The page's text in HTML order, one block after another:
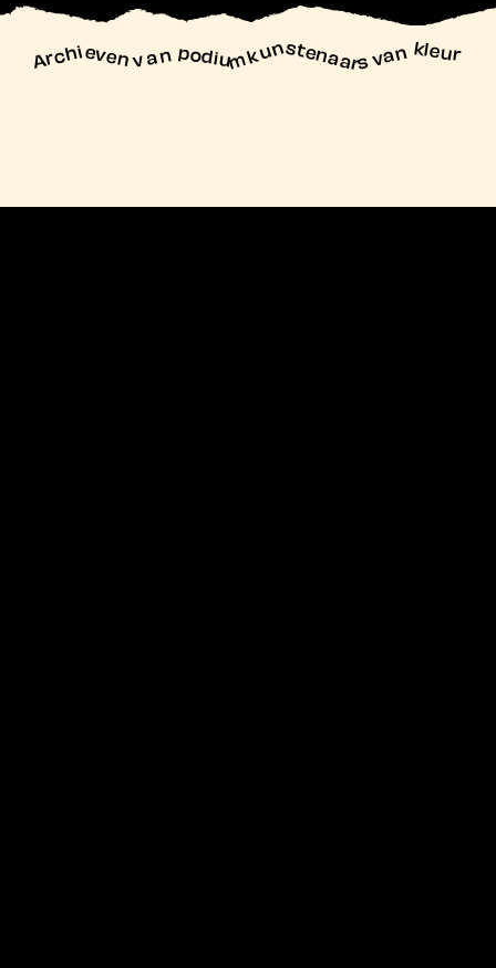
Archievenvan podiumkunstenaars van kleur